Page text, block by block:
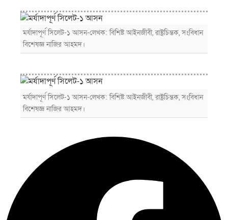
মর্যাদাপূর্ণ সিলেট-১ আসন-লেখক: বিশিষ্ট আইনজীবী, রাষ্ট্রচিন্তক, সংবিধান
বিশেষজ্ঞ নাজির আহমদ।
মর্যাদাপূর্ণ সিলেট-১ আসন-লেখক: বিশিষ্ট আইনজীবী, রাষ্ট্রচিন্তক, সংবিধান
বিশেষজ্ঞ নাজির আহমদ।